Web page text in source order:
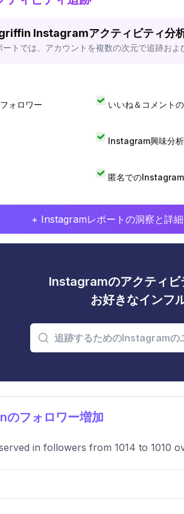
Instagramアクティビティ分
ートでは、アカウントを複数の次元で追跡およ
ォロワー いいね＆コメント
Instagram興味分析
匿名での
+ Instagramレポートの洞察と詳
Instagramのアクティビ
お好きなインフ
フォロワー増加
in followers from 1014 to 1010